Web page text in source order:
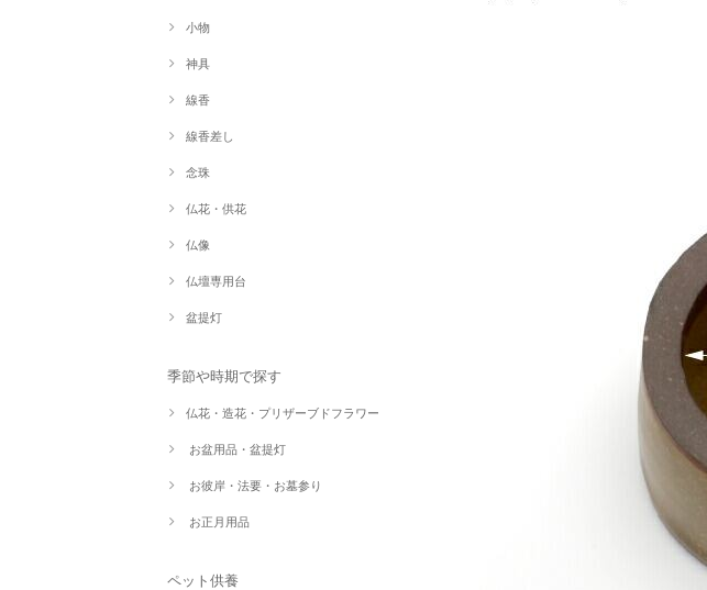
小物
神具
線香
線香差し
念珠
仏花・供花
仏像
仏壇専用台
盆提灯
季節や時期で探す
仏花・造花・プリザーブドフラワー
お盆用品・盆提灯
お彼岸・法要・お墓参り
お正月用品
ペット供養